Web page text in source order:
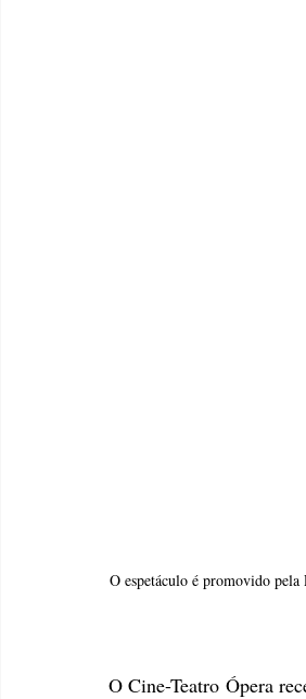
O espetáculo é promovido
O Cine-Teatro Ópera